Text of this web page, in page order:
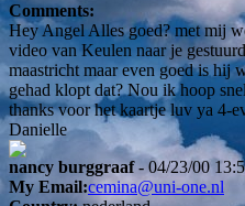
Comments:
Hey Angel Alles goed? met mij
video van Keulen naar je
maastricht maar even goed is
gehad klopt dat? Nou ik hoop
thanks voor het kaartje luv ya 4-
Danielle
nancy burggraaf- 04/23/00
My Email:cemina@uni-one.nl